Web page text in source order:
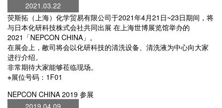
2021.03.22
荧斯拓（上海）化学贸易有限公司于2021年4月21日~23日期间，将
与日本化研科技株式会社共同出展 在上海世博展览馆举办的
2021「NEPCON CHINA」。
在展会上，敝司将会以化研科技的清洗设备、清洗液为中心向大家
进行介绍。
非常期待大家能够莅临现场。
※展位号码：1F01
NEPCON CHINA 2019 参展